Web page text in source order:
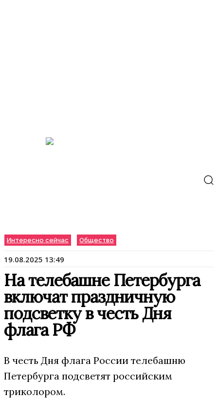
Интересно сейчас Общество
19.08.2025 13:49
На телебашне Петербурга
включат праздничную
подсветку в честь Дня
флага РФ
В честь Дня флага России телебашню
Петербурга подсветят российским
триколором.